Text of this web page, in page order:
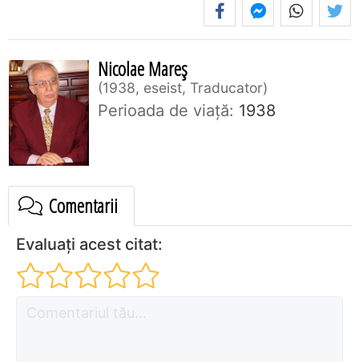
Nicolae Mareș
1938, eseist, Traducator
Perioada de viaţă: 1938
Comentarii
Evaluați acest citat: